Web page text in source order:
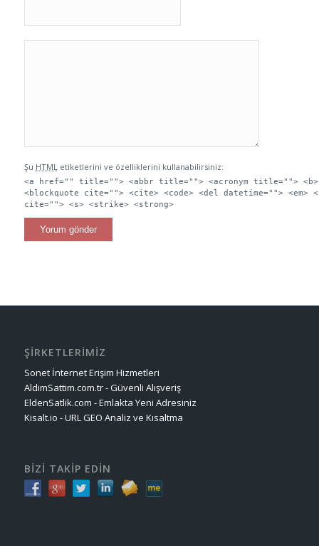
Şu HTMLetiketlerini ve özelliklerini kullanabilirsiniz:
<a href="" title=""> <abbr title=""> <acronym title=""> <b>
<blockquote cite=""> <cite> <code> <del datetime=""> <em>
cite=""> <s> <strike> <strong>
ŞİRKETLERİMİZ
Sonet İnternet Erişim Hizmetleri
AldimSattim.com.tr - Güvenli Alışveriş
EldenSatlik.com - Emlakta Yeni Adresiniz
Kisalt.io - URL GEO Analiz ve Kısaltma
BİZİ TAKİP EDİN